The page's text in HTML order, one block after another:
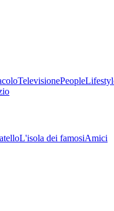
TelevisionePeople
L'isola dei famosiAmici